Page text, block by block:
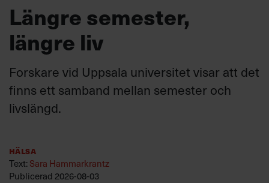
Längre semester,
längre liv
Forskare vid Uppsala universitet visar att det
finns ett samband mellan semester och
livslängd.
Hälsa
Text: Sara Hammarkrantz
Publicerad 2026-08-03